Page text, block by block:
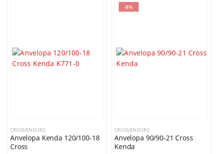
CROSS/ENDURO
Anvelopa Kenda 120/100-18
Cross
-8%
CROSS/ENDURO
Anvelopa 90/90-21 Cross
Kenda